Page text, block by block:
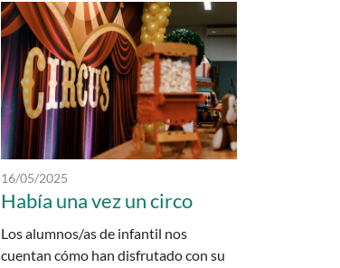
Fecha de publicación:
16/05/2025
Había una vez un circo
Los alumnos/as de infantil nos
cuentan cómo han disfrutado con su